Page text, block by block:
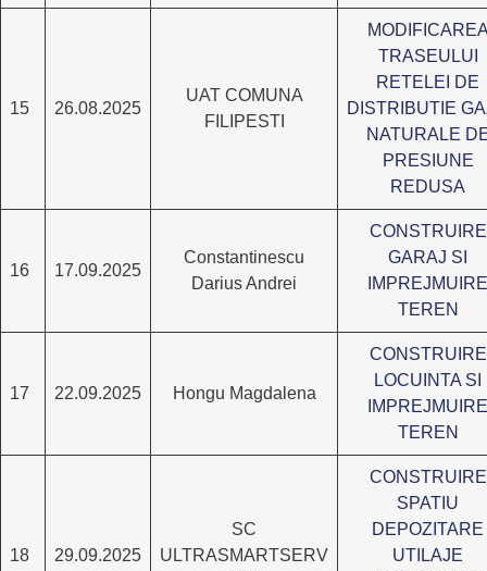
15 26.08.2025
UAT COMUNA
FILIPESTI
TRASEULUI
RETELEI DE
DISTRIBUTIE
NATURALE
PRESIUNE
REDUSA
16 17.09.2025
Constantinescu
Darius Andrei
CONSTRUIRE
GARAJ SI
IMPREJMUIRE
TEREN
17 22.09.2025 Hongu Magdalena
CONSTRUIRE
LOCUINTA SI
IMPREJMUIRE
TEREN
18 29.09.2025
SC
ULTRASMARTSERV
CONSTRUIRE
SPATIU
DEPOZITARE
UTILAJE